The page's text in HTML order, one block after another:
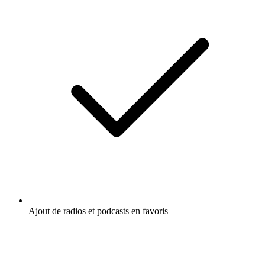
Ajout de radios et podcasts en favoris